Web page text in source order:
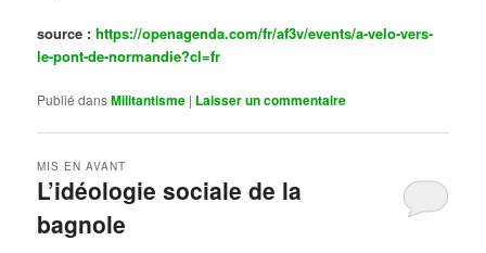
source :https://openagenda.com/fr/af3v/events/a-velo-vers-
le-pont-de-normandie?cl=fr
Publié dansMilitantisme | Laisser un commentaire
L’idéologie sociale de la
bagnole
MIS EN AVANT